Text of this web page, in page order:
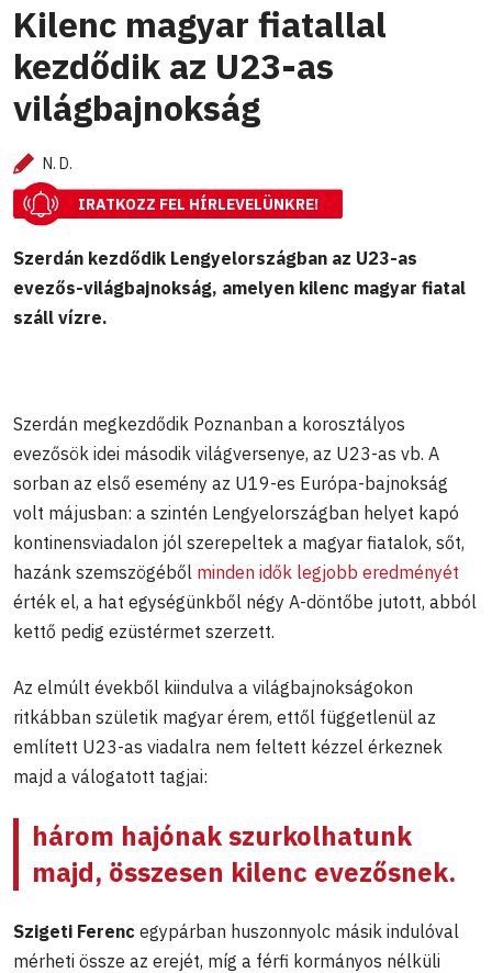
Kilenc magyar fiatallal
kezdődik az U23-as
világbajnokság
N. D.
IRATKOZZ FEL HÍRLEVELÜNKRE!
Szerdán kezdődik Lengyelországban az U23-as
evezős-világbajnokság, amelyen kilenc magyar fiatal
száll vízre.
Szerdán megkezdődik Poznanban a korosztályos
evezősök idei második világversenye, az U23-as vb. A
sorban az első esemény az U19-es Európa-bajnokság
volt májusban: a szintén Lengyelországban helyet kapó
kontinensviadalon jól szerepeltek a magyar fiatalok, sőt,
hazánk szemszögéből minden idők legjobb eredményét
érték el, a hat egységünkből négy A-döntőbe jutott, abból
kettő pedig ezüstérmet szerzett.
Az elmúlt évekből kiindulva a világbajnokságokon
ritkábban születik magyar érem, ettől függetlenül az
említett U23-as viadalra nem feltett kézzel érkeznek
majd a válogatott tagjai:
három hajónak szurkolhatunk
majd, összesen kilenc evezősnek.
Szigeti Ferenc egypárban huszonnyolc másik indulóval
mérheti össze az erejét, míg a férfi kormányos nélküli